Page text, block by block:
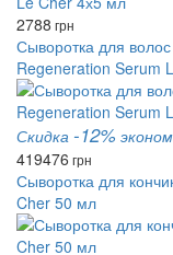
2788 грн
Сыворотка для
Regeneration Serum
Скидка -12%
419476 грн
Сыворотка для
Cher 50 мл